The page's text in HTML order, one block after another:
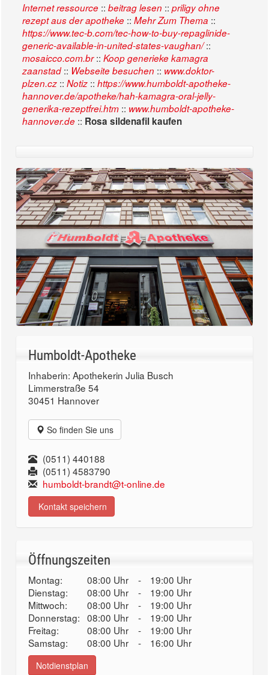
Internet ressource :: beitrag lesen :: priligy ohne
rezept aus der apotheke :: Mehr Zum Thema ::
https://www.tec-b.com/tec-how-to-buy-repaglinide-
generic-available-in-united-states-vaughan/::
mosaicco.com.br:: Koop generieke kamagra
zaanstad:: Webseite besuchen :: www.doktor-
plzen.cz :: Notiz :: https://www.humboldt-apotheke-
hannover.de/apotheke/hah-kamagra-oral-jelly-
generika-rezeptfrei.htm :: www.humboldt-apotheke-
hannover.de :: Rosa sildenafil kaufen
Humboldt-Apotheke
Inhaberin: Apothekerin Julia Busch
Limmerstraße 54
30451 Hannover
So finden Sie uns
(0511) 440188
(0511) 4583790
humboldt-brandt@t-online.de
Kontakt speichern
Öffnungszeiten
Montag: 08:00 Uhr -
19:00 Uhr
Dienstag:
08:00 Uhr -
19:00 Uhr
Mittwoch:
08:00 Uhr -
19:00 Uhr
Donnerstag: 08:00 Uhr -
19:00 Uhr
Freitag:
08:00 Uhr -
19:00 Uhr
Samstag:
08:00 Uhr - 16:00 Uhr
Notdienstplan